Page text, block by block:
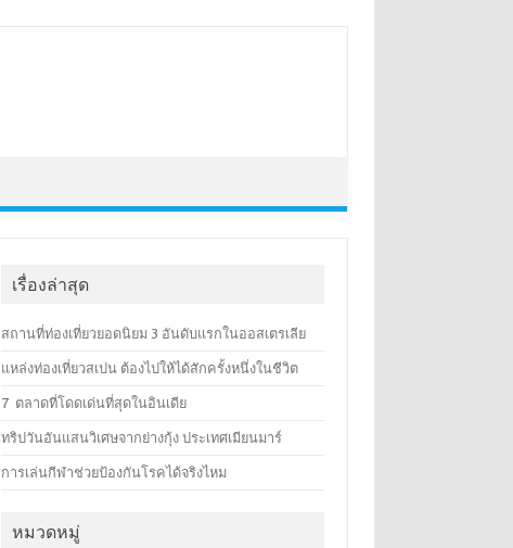
เรื่องล่าสุด
สถานที่ท่องเที่ยวยอดนิยม 3 อันดับแรกในออสเตรเลีย
แหล่งท่องเที่ยวสเปน ต้องไปให้ได้สักครั้งหนึ่งในชีวิต
7 ตลาดที่โดดเด่นที่สุดในอินเดีย
ทริปวันอันแสนวิเศษจากย่างกุ้ง ประเทศเมียนมาร์
การเล่นกีฬาช่วยป้องกันโรคได้จริงไหม
หมวดหมู่